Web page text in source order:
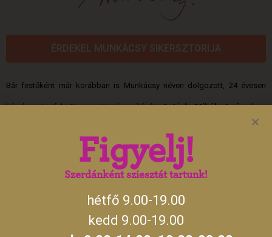
ÉRDEKEL MUNKÁCSY SIKERSZTORIJA
Bár festőként már korábban is Munkácsy néven dolgozott, 24 évesen
kérvényezte felvett neve törvényesítését. ALieb Mihály Leónéven
született művész hétévesen vesztette el mindkét szülőjét. Nagybátyjához
került Békéscsabára, aki 11 éves korában asztalosinasnak
Hogyan lehetséges, hogy két évtizeden belül milliárdokat kereső
Figyelj!
Szerdánként sziesztát tartunk!
hétfő 9.00-19.00
kedd 9.00-19.00